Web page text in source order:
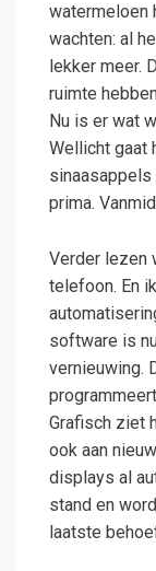
watermeloen
wachten: al
lekker meer.
ruimte
Nu is er wat
Wellicht gaat
sinaasappels
prima.
Verder lezen
telefoon. En
software is
vernieuwing.
Grafisch ziet
ook aan
displays al
stand en
laatste